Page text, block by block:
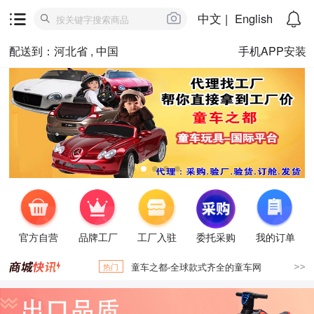
中文 | English
配送到：河北省 , 中国 手机APP安装
官方自营 品牌工厂 工厂入驻 委托采购 我的订单
热门 童车之都-全球款式齐全的童车网